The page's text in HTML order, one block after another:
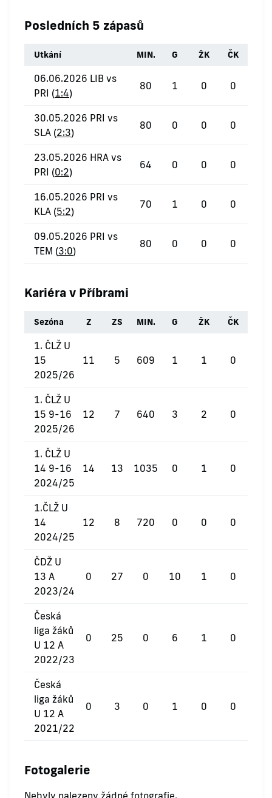
Posledních 5 zápasů
Utkání MIN. G ŽK ČK
06.06.2026 LIB vs
PRI (1:4)
80 1 0 0
30.05.2026 PRI vs
SLA (2:3)
80 0 0 0
23.05.2026 HRA vs
PRI (0:2)
64 0 0 0
16.05.2026 PRI vs
KLA (5:2)
70 1 0 0
09.05.2026 PRI vs
TEM (3:0)
80 0 0 0
Kariéra v Příbrami
Sezóna Z ZS MIN. G ŽK ČK
1. ČLŽ U
15
2025/26
11 5 609 1 1 0
1. ČLŽ U
15 9-16
2025/26
12 7 640 3 2 0
1. ČLŽ U
14 9-16
2024/25
14 13 1035 0 1 0
1.ČLŽ U
14
2024/25
12 8 720 0 0 0
ČDŽ U
13 A
2023/24
0 27 0 10 1 0
Česká
liga žáků
U 12 A
2022/23
0 25 0 6 1 0
Česká
liga žáků
U 12 A
2021/22
0 3 0 1 0 0
Fotogalerie
Nebyly nalezeny žádné fotografie.